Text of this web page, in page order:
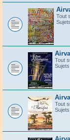
Tout
Tout
Sujets
Tout
Sujets